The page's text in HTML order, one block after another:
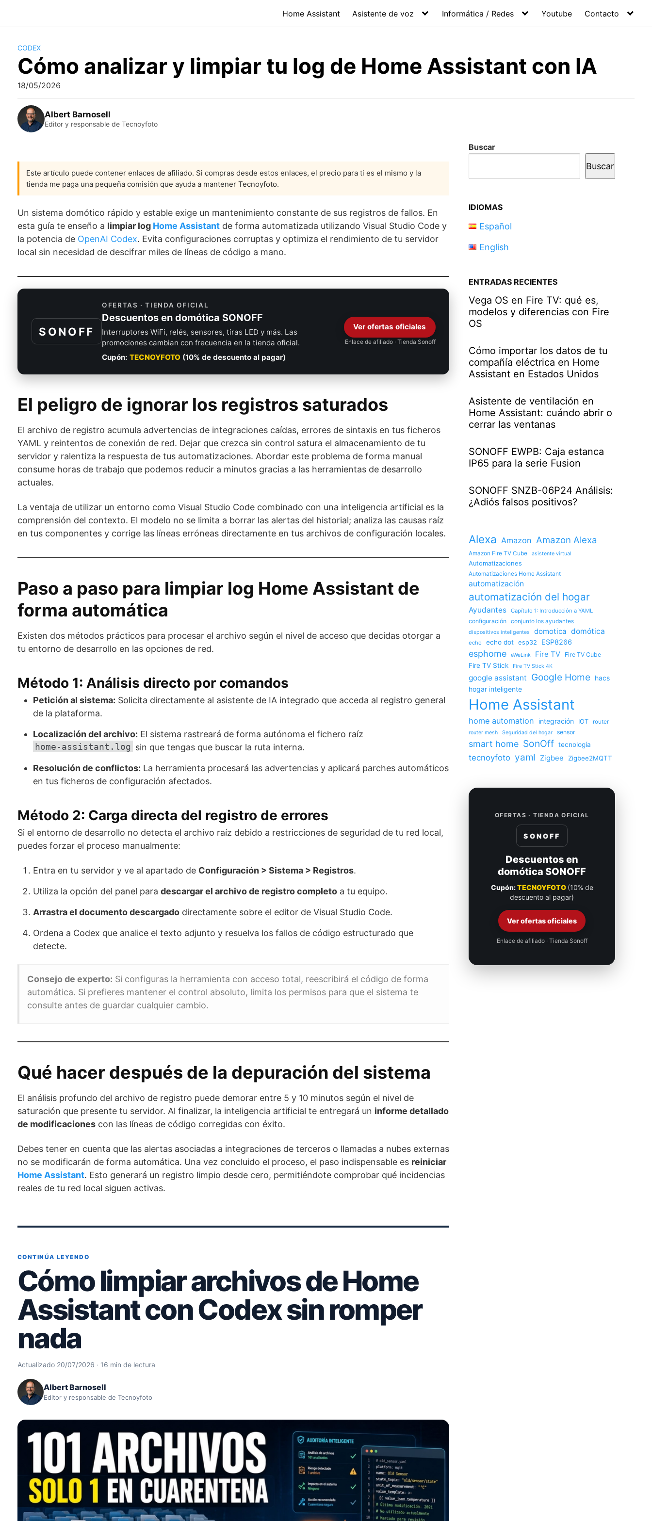
contenido
Home Assistant Asistente de voz Informática / Redes Youtube Contacto
CODEX
Cómo analizar y limpiar tu log de Home Assistant con IA
18/05/2026
Albert Barnosell
Editor y responsable de Tecnoyfoto
Este artículo puede contener enlaces de afiliado. Si compras desde estos enlaces, el precio para ti es el mismo y la
tienda me paga una pequeña comisión que ayuda a mantener Tecnoyfoto.
Un sistema domótico rápido y estable exige un mantenimiento constante de sus registros de fallos. En
esta guía te enseño a limpiar log Home Assistant de forma automatizada utilizando Visual Studio Code y
la potencia de OpenAI Codex. Evita configuraciones corruptas y optimiza el rendimiento de tu servidor
local sin necesidad de descifrar miles de líneas de código a mano.
SONOFF
OFERTAS · TIENDA OFICIAL
Descuentos en domótica SONOFF
Interruptores WiFi, relés, sensores, tiras LED y más. Las
promociones cambian con frecuencia en la tienda oficial.
Cupón:TECNOYFOTO (10% de descuento al pagar)
Ver ofertas oficiales
Enlace de afiliado · Tienda Sonoff
El peligro de ignorar los registros saturados
El archivo de registro acumula advertencias de integraciones caídas, errores de sintaxis en tus ficheros
YAML y reintentos de conexión de red. Dejar que crezca sin control satura el almacenamiento de tu
servidor y ralentiza la respuesta de tus automatizaciones. Abordar este problema de forma manual
consume horas de trabajo que podemos reducir a minutos gracias a las herramientas de desarrollo
actuales.
La ventaja de utilizar un entorno como Visual Studio Code combinado con una inteligencia artificial es la
comprensión del contexto. El modelo no se limita a borrar las alertas del historial; analiza las causas raíz
en tus componentes y corrige las líneas erróneas directamente en tus archivos de configuración locales.
Paso a paso para limpiar log Home Assistant de
forma automática
Existen dos métodos prácticos para procesar el archivo según el nivel de acceso que decidas otorgar a
tu entorno de desarrollo en las opciones de red.
Método 1: Análisis directo por comandos
Petición al sistema: Solicita directamente al asistente de IA integrado que acceda al registro general
de la plataforma.
Localización del archivo: El sistema rastreará de forma autónoma el fichero raíz
home-assistant.log sin que tengas que buscar la ruta interna.
Resolución de conflictos: La herramienta procesará las advertencias y aplicará parches automáticos
en tus ficheros de configuración afectados.
Método 2: Carga directa del registro de errores
Si el entorno de desarrollo no detecta el archivo raíz debido a restricciones de seguridad de tu red local,
puedes forzar el proceso manualmente:
Entra en tu servidor y ve al apartado de Configuración > Sistema > Registros.
Utiliza la opción del panel para descargar el archivo de registro completo a tu equipo.
Arrastra el documento descargado directamente sobre el editor de Visual Studio Code.
Ordena a Codex que analice el texto adjunto y resuelva los fallos de código estructurado que
detecte.
Consejo de experto: Si configuras la herramienta con acceso total, reescribirá el código de forma
automática. Si prefieres mantener el control absoluto, limita los permisos para que el sistema te
consulte antes de guardar cualquier cambio.
Qué hacer después de la depuración del sistema
El análisis profundo del archivo de registro puede demorar entre 5 y 10 minutos según el nivel de
saturación que presente tu servidor. Al finalizar, la inteligencia artificial te entregará un informe detallado
de modificaciones con las líneas de código corregidas con éxito.
Debes tener en cuenta que las alertas asociadas a integraciones de terceros o llamadas a nubes externas
no se modificarán de forma automática. Una vez concluido el proceso, el paso indispensable es reiniciar
Home Assistant. Esto generará un registro limpio desde cero, permitiéndote comprobar qué incidencias
reales de tu red local siguen activas.
CONTINÚA LEYENDO
Cómo limpiar archivos de Home
Assistant con Codex sin romper
nada
Actualizado 20/07/2026 · 16 min de lectura
Albert Barnosell
Editor y responsable de Tecnoyfoto
Buscar
Buscar
IDIOMAS
Español
English
ENTRADAS RECIENTES
Vega OS en Fire TV: qué es,
modelos y diferencias con Fire
OS
Cómo importar los datos de tu
compañía eléctrica en Home
Assistant en Estados Unidos
Asistente de ventilación en
Home Assistant: cuándo abrir o
cerrar las ventanas
SONOFF EWPB: Caja estanca
IP65 para la serie Fusion
SONOFF SNZB-06P24 Análisis:
¿Adiós falsos positivos?
Alexa Amazon Amazon Alexa
Amazon Fire TV Cube asistente virtual
Automatizaciones
Automatizaciones Home Assistant
automatización
automatización del hogar
Ayudantes Capítulo 1: Introducción a YAML
configuración conjunto los ayudantes
dispositivos inteligentes domotica domótica
echo echo dot esp32 ESP8266
esphome eWeLink Fire TV Fire TV Cube
Fire TV Stick Fire TV Stick 4K
google assistant Google Home hacs
hogar inteligente
Home Assistant
home automation integración IOT router
router mesh Seguridad del hogar sensor
smart home SonOff tecnología
tecnoyfoto yaml Zigbee Zigbee2MQTT
OFERTAS · TIENDA OFICIAL
SONOFF
Descuentos en
domótica SONOFF
Cupón:TECNOYFOTO (10% de
descuento al pagar)
Ver ofertas oficiales
Enlace de afiliado · Tienda Sonoff